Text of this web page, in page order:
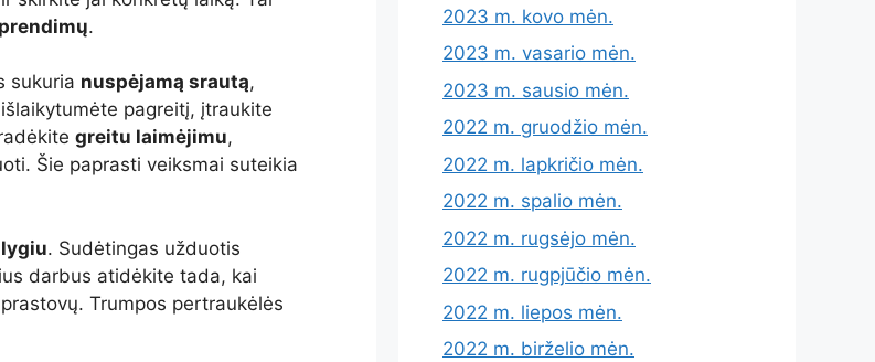
.
sukuria nuspėjamą srautą,
pagreitį, įtraukite
greitu laimėjimu,
Šie paprasti veiksmai suteikia
. Sudėtingas užduotis
darbus atidėkite tada, kai
Trumpos pertraukėlės
2023 m. kovo mėn.
2023 m. vasario mėn.
2023 m. sausio mėn.
2022 m. gruodžio mėn.
2022 m. lapkričio mėn.
2022 m. spalio mėn.
2022 m. rugsėjo mėn.
2022 m. rugpjūčio mėn.
2022 m. liepos mėn.
2022 m. birželio mėn.